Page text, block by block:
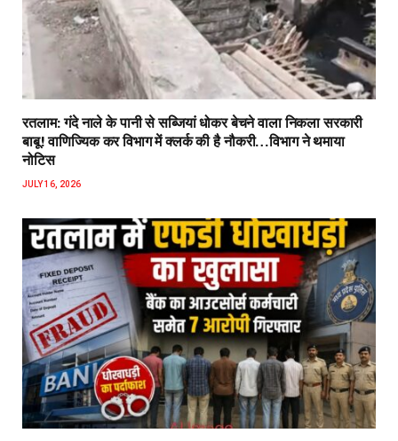
रतलाम: गंदे नाले के पानी से सब्जियां धोकर बेचने वाला निकला सरकारी
बाबू! वाणिज्यिक कर विभाग में क्लर्क की है नौकरी…विभाग ने थमाया
नोटिस
JULY 16, 2026